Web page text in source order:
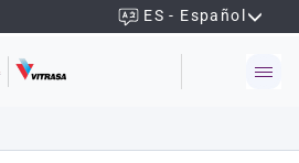
ES - Español